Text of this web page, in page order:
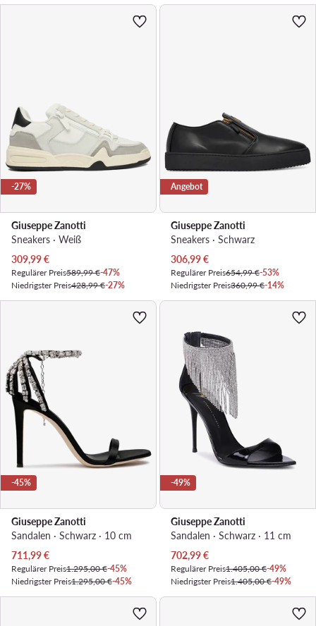
-27%
Giuseppe Zanotti
Sneakers · Weiß
Aktueller Preis
309,99€
Regulärer Preis589,99 €-47%
Niedrigster Preis428,99 €-27%
Angebot
Giuseppe Zanotti
Sneakers · Schwarz
Aktueller Preis
306,99€
Regulärer Preis654,99 €-53%
Niedrigster Preis360,99 €-14%
-45%
Giuseppe Zanotti
Sandalen · Schwarz · 10 cm
Aktueller Preis
711,99€
Regulärer Preis1.295,00 €-45%
Niedrigster Preis1.295,00 €-45%
-49%
Giuseppe Zanotti
Sandalen · Schwarz · 11 cm
Aktueller Preis
702,99€
Regulärer Preis1.405,00 €-49%
Niedrigster Preis1.405,00 €-49%